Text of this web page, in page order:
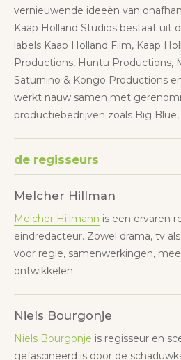
vernieuwende ideeën van
Kaap Holland Studios bestaat uit
labels Kaap Holland Film, Kaap
Productions, Huntu Productions,
Saturnino & Kongo Productions
werkt nauw samen met
productiebedrijven zoals Big
de regisseurs
Melcher Hillman
Melcher Hillmann is een ervaren
eindredacteur. Zowel drama, tv
voor regie, samenwerkingen,
ontwikkelen.
Niels Bourgonje
Niels Bourgonje is regisseur en
gefascineerd is door de